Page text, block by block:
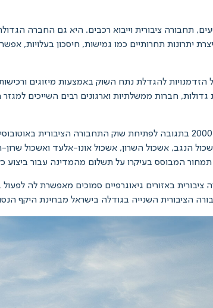
תחבורה ציבורית וייבוא רכבים. היא גם החברה
יתרונות תחרותיים כמו גמישות, חיסכון בעלויות,
הזדמנויות להגדלת נתח השוק באמצעות מיזוגים
חברות ממשלתיות וארגונים רבים השייכים
בון תור מחזיקה בחברת מטרופולין שנוסדה בשנת 2000 בתגובה לפתיחת
ובינעירוניים ב-4 אשכולות: אשכול הנגב, אשכול השרון, אשכול
תמחור המבוסס בעיקרו על תשלום מהמדינה עבור ביצוע
באזורים גיאוגרפיים סמוכים מאפשרת לה
הציבורית השנייה בגודלה בישראל מבחינת היקף